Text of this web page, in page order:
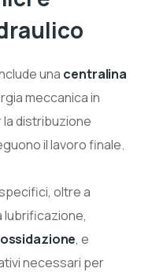
una centralina
meccanica in
distribuzione
il lavoro finale.
oltre a
ossidazione, e
necessari per